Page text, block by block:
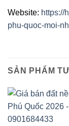
Website: https://
phu-quoc-moi-
SẢN PHẨM